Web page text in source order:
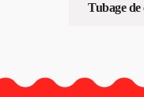
Tubage de